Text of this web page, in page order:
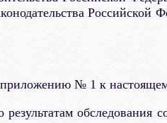
Российской
приложению № 1 к
результатам